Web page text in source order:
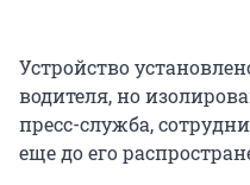
Устройство
водителя, но
пресс-служба,
еще до его